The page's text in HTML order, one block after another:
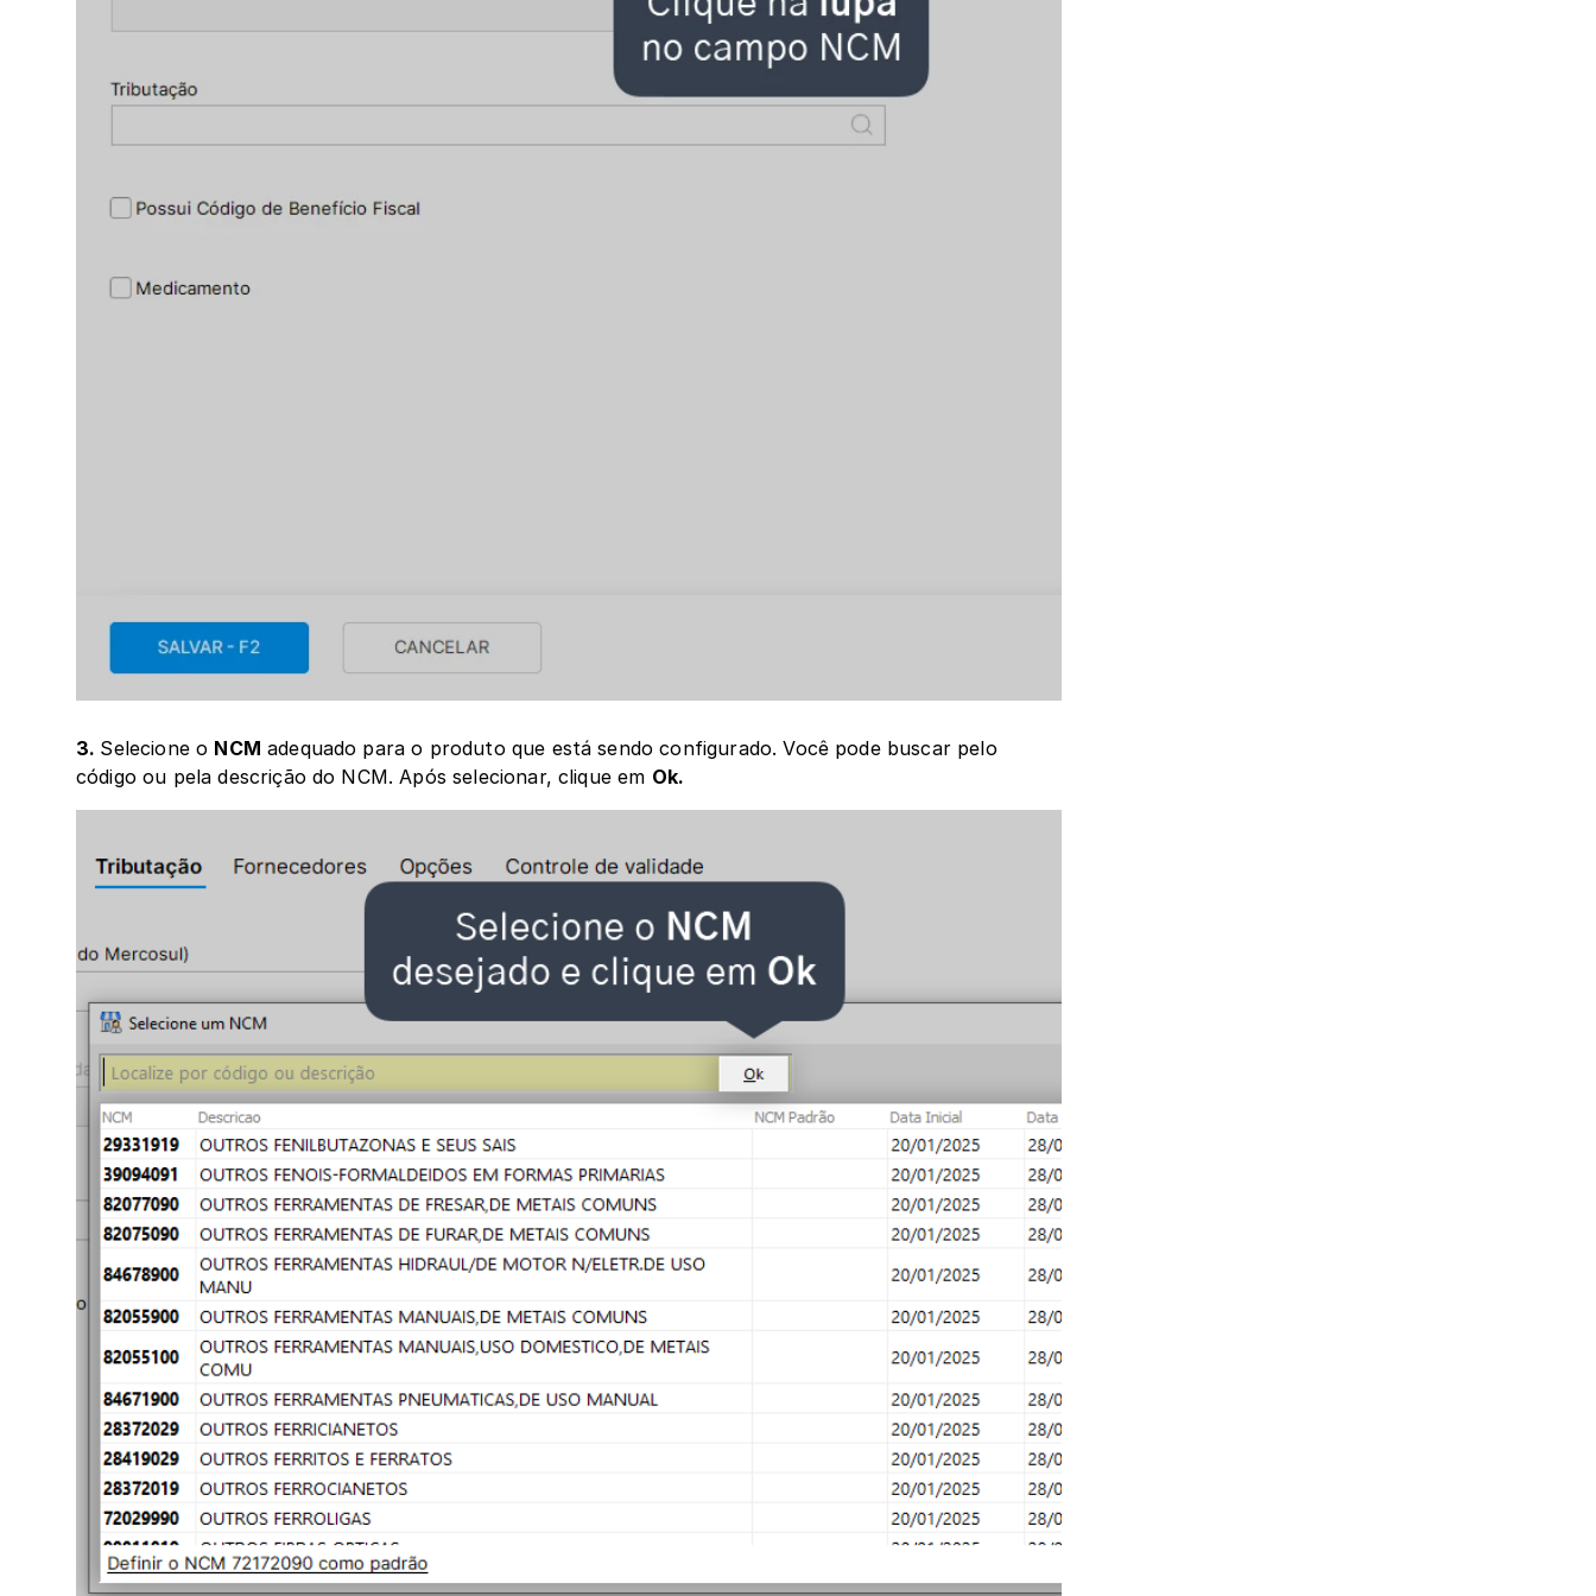
3. Selecione o NCM adequado para o produto que está sendo configurado. Você pode buscar pelo
código ou pela descrição do NCM. Após selecionar, clique em Ok.